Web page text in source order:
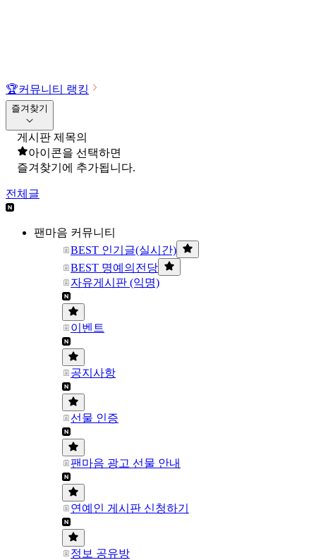
🏆커뮤니티 랭킹
즐겨찾기
게시판 제목의
아이콘을 선택하면
즐겨찾기에 추가됩니다.
전체글
팬마음 커뮤니티
BEST 인기글(실시간)
BEST 명예의전당
자유게시판 (익명)
이벤트
공지사항
선물 인증
팬마음 광고 선물 안내
연예인 게시판 신청하기
정보 공유방